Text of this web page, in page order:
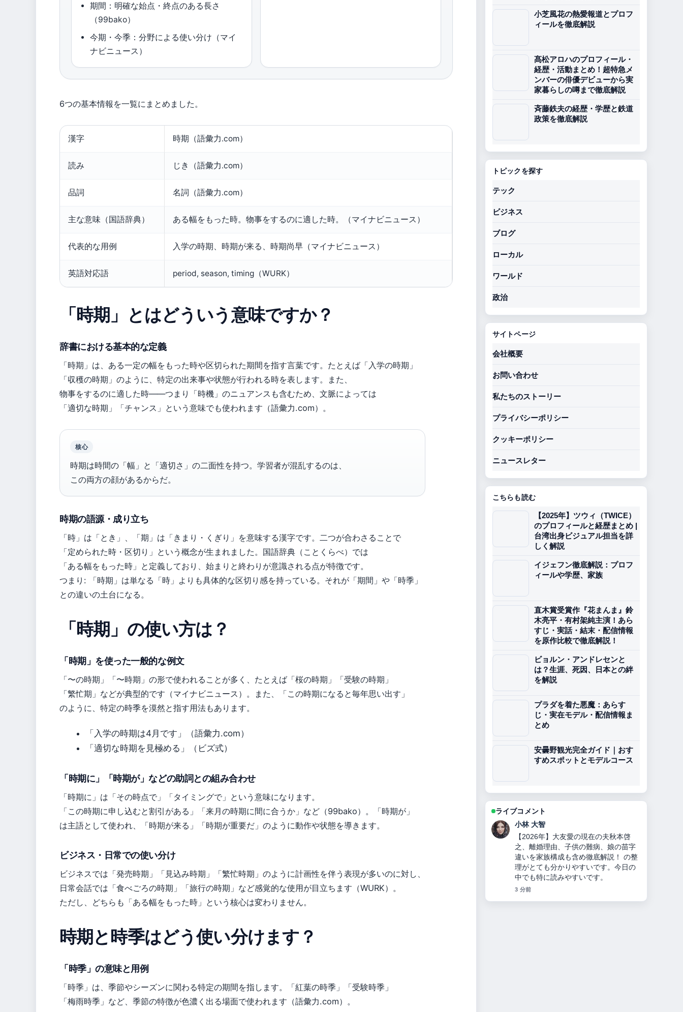
期間：明確な始点・終点のある長さ
（99bako）
今期・今季：分野による使い分け（マイ
ナビニュース）
6つの基本情報を一覧にまとめました。
漢字 時期（語彙力.com）
読み じき（語彙力.com）
品詞 名詞（語彙力.com）
主な意味（国語辞典） ある幅をもった時。物事をするのに適した時。（マイナビニュース）
代表的な用例 入学の時期、時期が来る、時期尚早（マイナビニュース）
英語対応語 period, season, timing（WURK）
「時期」とはどういう意味ですか？
辞書における基本的な定義
「時期」は、ある一定の幅をもった時や区切られた期間を指す言葉です。たとえば「入学の時期」
「収穫の時期」のように、特定の出来事や状態が行われる時を表します。また、
物事をするのに適した時――つまり「時機」のニュアンスも含むため、文脈によっては
「適切な時期」「チャンス」という意味でも使われます（語彙力.com）。
核心
時期は時間の「幅」と「適切さ」の二面性を持つ。学習者が混乱するのは、
この両方の顔があるからだ。
時期の語源・成り立ち
「時」は「とき」、「期」は「きまり・くぎり」を意味する漢字です。二つが合わさることで
「定められた時・区切り」という概念が生まれました。国語辞典（ことくらべ）では
「ある幅をもった時」と定義しており、始まりと終わりが意識される点が特徴です。
つまり: 「時期」は単なる「時」よりも具体的な区切り感を持っている。それが「期間」や「時季」
との違いの土台になる。
「時期」の使い方は？
「時期」を使った一般的な例文
「〜の時期」「〜時期」の形で使われることが多く、たとえば「桜の時期」「受験の時期」
「繁忙期」などが典型的です（マイナビニュース）。また、「この時期になると毎年思い出す」
のように、特定の時季を漠然と指す用法もあります。
「入学の時期は4月です」（語彙力.com）
「適切な時期を見極める」（ビズ式）
「時期に」「時期が」などの助詞との組み合わせ
「時期に」は「その時点で」「タイミングで」という意味になります。
「この時期に申し込むと割引がある」「来月の時期に間に合うか」など（99bako）。「時期が」
は主語として使われ、「時期が来る」「時期が重要だ」のように動作や状態を導きます。
ビジネス・日常での使い分け
ビジネスでは「発売時期」「見込み時期」「繁忙時期」のように計画性を伴う表現が多いのに対し、
日常会話では「食べごろの時期」「旅行の時期」など感覚的な使用が目立ちます（WURK）。
ただし、どちらも「ある幅をもった時」という核心は変わりません。
時期と時季はどう使い分けます？
「時季」の意味と用例
「時季」は、季節やシーズンに関わる特定の期間を指します。「紅葉の時季」「受験時季」
「梅雨時季」など、季節の特徴が色濃く出る場面で使われます（語彙力.com）。
小芝風花の熱愛報道とプロフ
ィールを徹底解説
髙松アロハのプロフィール・
経歴・活動まとめ！超特急メ
ンバーの俳優デビューから実
家暮らしの噂まで徹底解説
斉藤鉄夫の経歴・学歴と鉄道
政策を徹底解説
トピックを探す
テック
ビジネス
ブログ
ローカル
ワールド
政治
サイトページ
会社概要
お問い合わせ
私たちのストーリー
プライバシーポリシー
クッキーポリシー
ニュースレター
こちらも読む
【2025年】ツウィ（TWICE）
のプロフィールと経歴まとめ |
台湾出身ビジュアル担当を詳
しく解説
イジェフン徹底解説：プロフ
ィールや学歴、家族
直木賞受賞作『花まんま』鈴
木亮平・有村架純主演！あら
すじ・実話・結末・配信情報
を原作比較で徹底解説！
ビョルン・アンドレセンと
は？生涯、死因、日本との絆
を解説
プラダを着た悪魔：あらす
じ・実在モデル・配信情報ま
とめ
安曇野観光完全ガイド｜おす
すめスポットとモデルコース
ライブコメント
小林 大智
【2026年】大友愛の現在の夫秋本啓
之、離婚理由、子供の難病、娘の苗字
違いを家族構成も含め徹底解説！ の整
理がとても分かりやすいです。今日の
中でも特に読みやすいです。
3 分前